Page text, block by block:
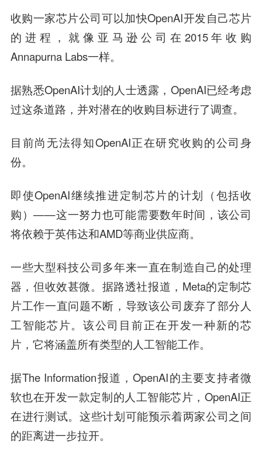
收购一家芯片公司可以加快OpenAI开发自己芯片
的进程，就像亚马逊公司在2015年收购
Annapurna Labs一样。
据熟悉OpenAI计划的人士透露，OpenAI已经考虑
过这条道路，并对潜在的收购目标进行了调查。
目前尚无法得知OpenAI正在研究收购的公司身
份。
即使OpenAI继续推进定制芯片的计划（包括收
购）——这一努力也可能需要数年时间，该公司
将依赖于英伟达和AMD等商业供应商。
一些大型科技公司多年来一直在制造自己的处理
器，但收效甚微。据路透社报道，Meta的定制芯
片工作一直问题不断，导致该公司废弃了部分人
工智能芯片。该公司目前正在开发一种新的芯
片，它将涵盖所有类型的人工智能工作。
据The Information报道，OpenAI的主要支持者微
软也在开发一款定制的人工智能芯片，OpenAI正
在进行测试。 这些计划可能预示着两家公司之间
的距离进一步拉开。